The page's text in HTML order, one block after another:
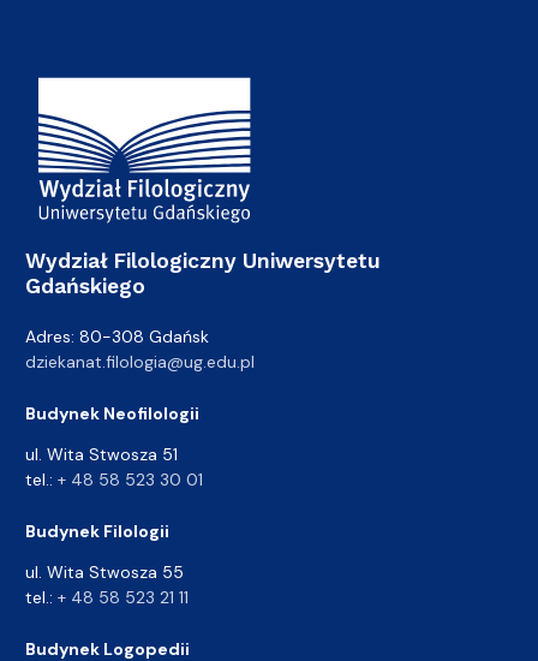
Adres Wydziału
Wydział Filologiczny Uniwersytetu
Gdańskiego
Adres: 80-308 Gdańsk
dziekanat.filologia@ug.edu.pl
Budynek Neofilologii
ul. Wita Stwosza 51
tel.: + 48 58 523 30 01
Budynek Filologii
ul. Wita Stwosza 55
tel.: + 48 58 523 21 11
Budynek Logopedii